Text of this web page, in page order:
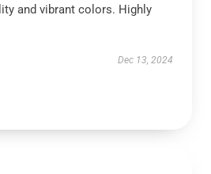
and vibrant colors. Highly
Dec 13, 2024